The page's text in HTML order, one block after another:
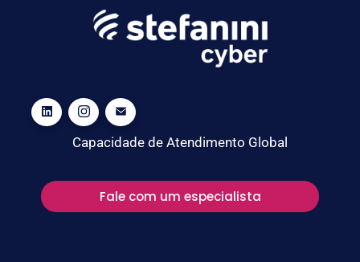
Capacidade de Atendimento Global
Fale com um especialista